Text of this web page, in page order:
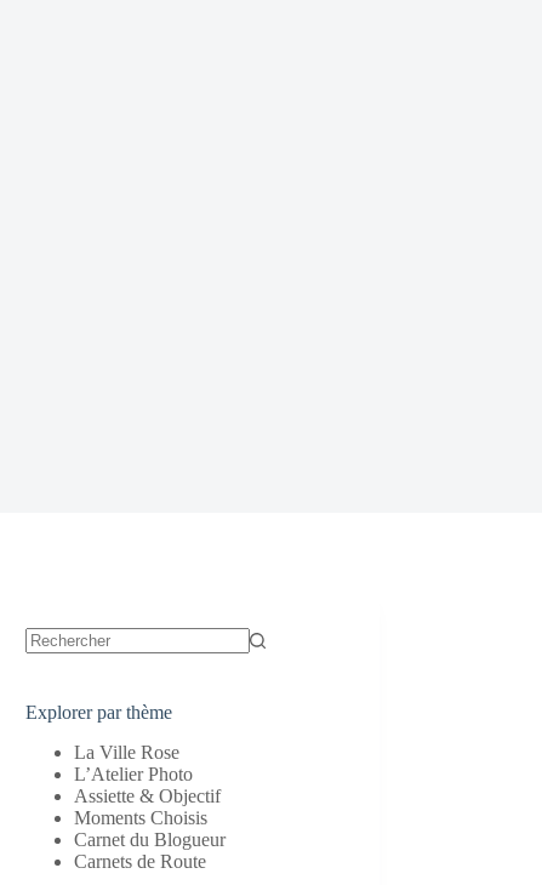
Explorer par thème
La Ville Rose
L’Atelier Photo
Assiette & Objectif
Moments Choisis
Carnet du Blogueur
Carnets de Route